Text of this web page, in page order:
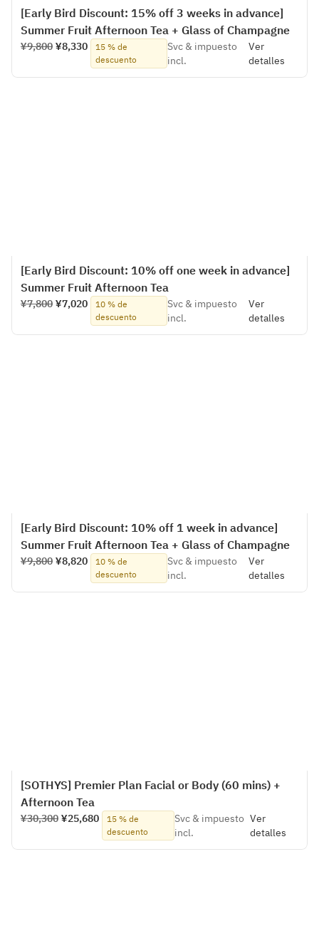
[Early Bird Discount: 15% off 3 weeks in advance]
Summer Fruit Afternoon Tea + Glass of Champagne
¥9,800 ¥8,330
15 % de
descuento
Svc & impuesto
incl.
Ver
detalles
[Early Bird Discount: 10% off one week in advance]
Summer Fruit Afternoon Tea
¥7,800 ¥7,020
10 % de
descuento
Svc & impuesto
incl.
Ver
detalles
[Early Bird Discount: 10% off 1 week in advance]
Summer Fruit Afternoon Tea + Glass of Champagne
¥9,800 ¥8,820
10 % de
descuento
Svc & impuesto
incl.
Ver
detalles
[SOTHYS] Premier Plan Facial or Body (60 mins) +
Afternoon Tea
¥30,300 ¥25,680
15 % de
descuento
Svc & impuesto
incl.
Ver
detalles